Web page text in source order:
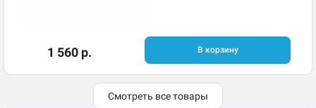
1 560 р. В корзину
Смотреть все товары